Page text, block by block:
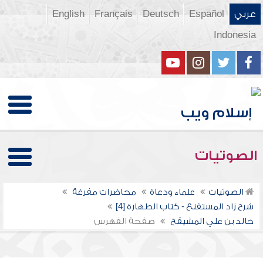
عربي Español
Deutsch
Français
English
Indonesia
الصوتيات
الصوتيات علماء ودعاة
محاضرات مفرغة
شرح زاد المستقنع - كتاب الطهارة [4]
خالد بن علي المشيقح
صفحة الفهرس